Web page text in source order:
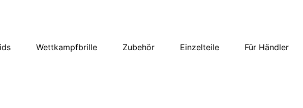
Wettkampfbrille Zubehör Einzelteile Für Händler